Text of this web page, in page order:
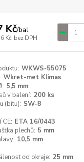
Kč/bal
Kč bez DPH
WKWS-55075
Wkret-met Klimas
5,5 mm
v balení: 200 ks
(bitu): SW-8
CE: ETA 16/0443
plechů: 5 mm
10,5 mm
od okraje: 25 mm